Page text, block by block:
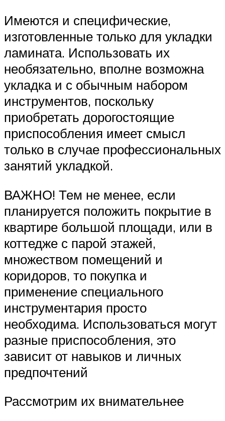
Имеются и специфические,
изготовленные только для укладки
ламината. Использовать их
необязательно, вполне возможна
укладка и с обычным набором
инструментов, поскольку
приобретать дорогостоящие
приспособления имеет смысл
только в случае профессиональных
занятий укладкой.
ВАЖНО! Тем не менее, если
планируется положить покрытие в
квартире большой площади, или в
коттедже с парой этажей,
множеством помещений и
коридоров, то покупка и
применение специального
инструментария просто
необходима. Использоваться могут
разные приспособления, это
зависит от навыков и личных
предпочтений
Рассмотрим их внимательнее